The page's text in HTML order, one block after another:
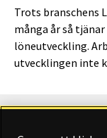
Trots branschens
många år så
löneutveckling.
utvecklingen inte